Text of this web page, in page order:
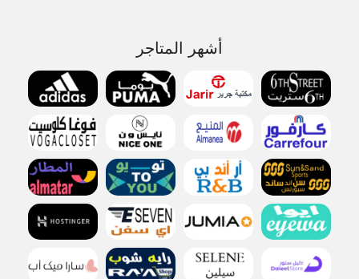
أشهر المتاجر